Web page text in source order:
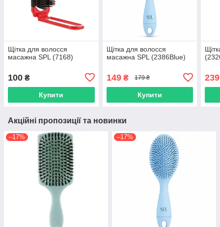
Щітка для волосся
масажна SPL (7168)
100 ₴
Купити
Щітка для волосся
масажна SPL (2386Blue)
149₴ 179 ₴
Купити
239
Акційні пропозиції та новинки
–17% –17%